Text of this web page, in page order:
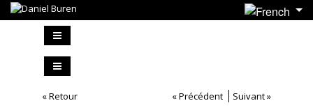
« Retour « Précédent Suivant »